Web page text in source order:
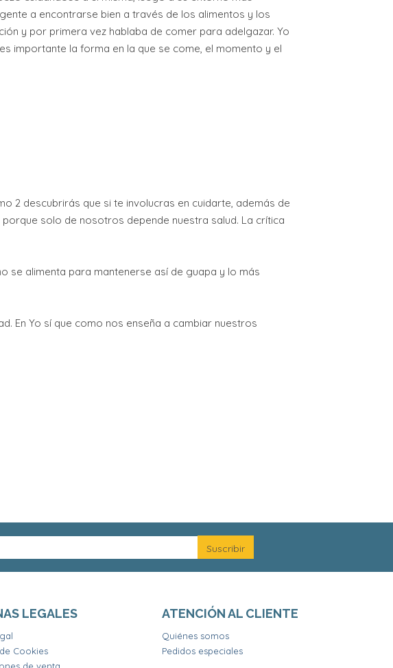
a encontrarse bien a través de los alimentos y los
y por primera vez hablaba de comer para adelgazar. Yo
importante la forma en la que se come, el momento y el
2 descubrirás que si te involucras en cuidarte, además de
solo de nosotros depende nuestra salud. La crítica
se alimenta para mantenerse así de guapa y lo más
En Yo sí que como nos enseña a cambiar nuestros
LEGALES
Cookies
ATENCIÓN AL CLIENTE
Quiénes somos
Pedidos especiales